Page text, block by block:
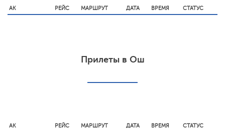
АК РЕЙС МАРШРУТ ДАТА ВРЕМЯ СТАТУС
Прилеты в Ош
АК РЕЙС МАРШРУТ ДАТА ВРЕМЯ СТАТУС